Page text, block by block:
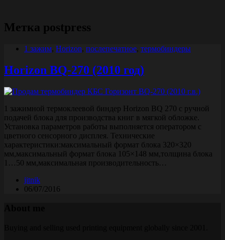
Метка postpress
1 зажим, Horizon, послепечатное, термобиндеры
Horizon BQ-270 (2010 год)
1 зажимной термоклеевой биндер Horizon BQ 270 с ручной
подачей блока для производства книг в мягкой обложке.
Установка параметров работы выполняется оператором с
цветного сенсорного дисплея. Технические
характеристики:максимальный формат блока 320×320
мм,максимальный формат блока 105×148 мм,толщина блока
1…50 мм,максимальная производительность…
jitnik
06/07/2016